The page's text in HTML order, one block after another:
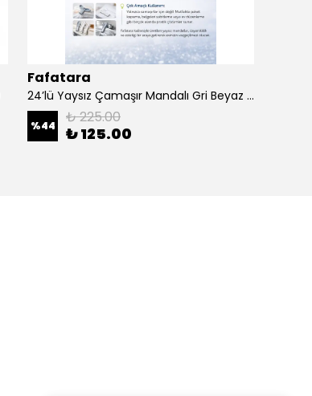
Fafatara
24’lü Yaysız Çamaşır Mandalı Gri Beyaz | İz Bırakmaz Dayanıklı Mandal Seti
%44 ₺ 225.00
₺ 125.00